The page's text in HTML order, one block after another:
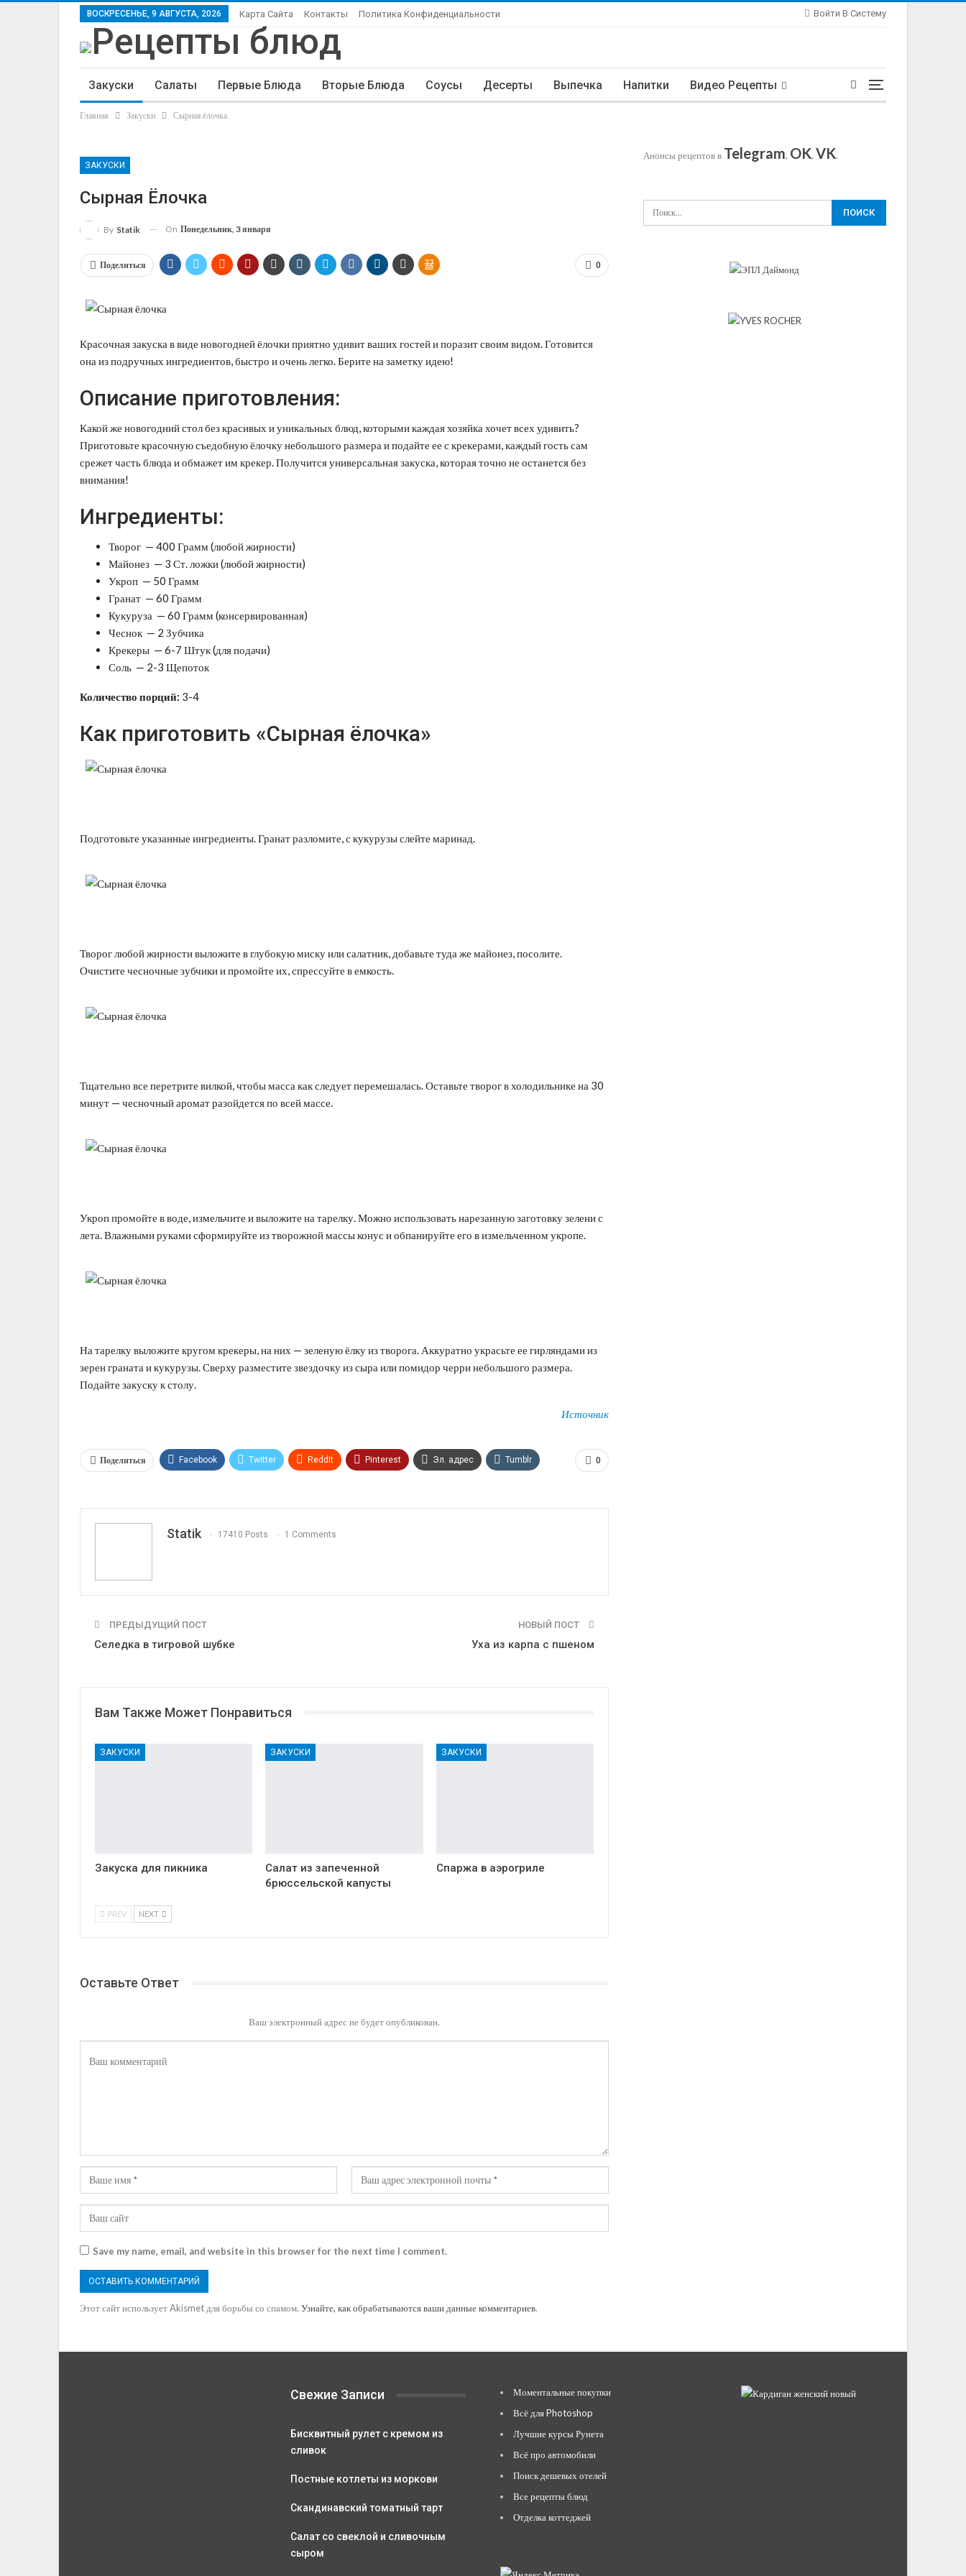
Войти В Систему
ВОСКРЕСЕНЬЕ, 9 АВГУСТА, 2026 Карта Сайта Контакты Политика Конфиденциальности
Закуски Салаты Первые Блюда Вторые Блюда Соусы Десерты Выпечка Напитки Видео Рецепты
Статьи
Главная Закуски Сырная ёлочка
ЗАКУСКИ
Сырная Ёлочка
By Statik On Понедельник, 3 января
0
Поделиться
Красочная закуска в виде новогодней ёлочки приятно удивит ваших гостей и поразит своим видом. Готовится
она из подручных ингредиентов, быстро и очень легко. Берите на заметку идею!
Описание приготовления:
Какой же новогодний стол без красивых и уникальных блюд, которыми каждая хозяйка хочет всех удивить?
Приготовьте красочную съедобную ёлочку небольшого размера и подайте ее с крекерами, каждый гость сам
срежет часть блюда и обмажет им крекер. Получится универсальная закуска, которая точно не останется без
внимания!
Ингредиенты:
Творог — 400 Грамм (любой жирности)
Майонез — 3 Ст. ложки (любой жирности)
Укроп — 50 Грамм
Гранат — 60 Грамм
Кукуруза — 60 Грамм (консервированная)
Чеснок — 2 Зубчика
Крекеры — 6-7 Штук (для подачи)
Соль — 2-3 Щепоток
Количество порций: 3-4
Как приготовить «Сырная ёлочка»
Подготовьте указанные ингредиенты. Гранат разломите, с кукурузы слейте маринад.
Творог любой жирности выложите в глубокую миску или салатник, добавьте туда же майонез, посолите.
Очистите чесночные зубчики и промойте их, спрессуйте в емкость.
Тщательно все перетрите вилкой, чтобы масса как следует перемешалась. Оставьте творог в холодильнике на 30
минут — чесночный аромат разойдется по всей массе.
Укроп промойте в воде, измельчите и выложите на тарелку. Можно использовать нарезанную заготовку зелени с
лета. Влажными руками сформируйте из творожной массы конус и обпанируйте его в измельченном укропе.
На тарелку выложите кругом крекеры, на них — зеленую ёлку из творога. Аккуратно украсьте ее гирляндами из
зерен граната и кукурузы. Сверху разместите звездочку из сыра или помидор черри небольшого размера.
Подайте закуску к столу.
Источник
0
Поделиться Facebook Twitter ReddIt Pinterest Эл. адрес Tumblr
Statik 17410 Posts 1 Comments
ПРЕДЫДУЩИЙ ПОСТ
Селедка в тигровой шубке
НОВЫЙ ПОСТ
Уха из карпа с пшеном
Вам Также Может Понравиться
ЗАКУСКИ
Закуска для пикника
ЗАКУСКИ
Салат из запеченной
брюссельской капусты
ЗАКУСКИ
Спаржа в аэрогриле
PREV NEXT
Оставьте Ответ
Ваш электронный адрес не будет опубликован.
Save my name, email, and website in this browser for the next time I comment.
Этот сайт использует Akismet для борьбы со спамом. Узнайте, как обрабатываются ваши данные комментариев.
Анонсы рецептов в Telegram, OK, VK.
Свежие Записи
Бисквитный рулет с кремом из
сливок
Постные котлеты из моркови
Скандинавский томатный тарт
Салат со свеклой и сливочным
сыром
Моментальные покупки
Всё для Photoshop
Лучшие курсы Рунета
Всё про автомобили
Поиск дешевых отелей
Все рецепты блюд
Отделка коттеджей